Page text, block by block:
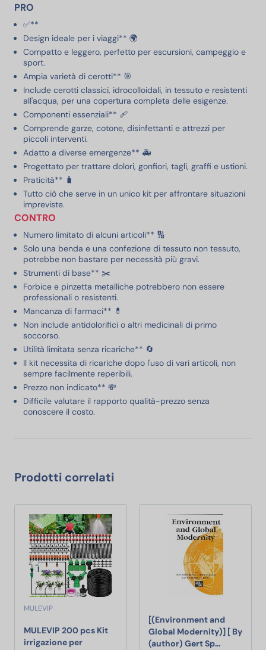
PRO
✅**
Design ideale per i viaggi** 🌍
Compatto e leggero, perfetto per escursioni, campeggio e
sport.
Ampia varietà di cerotti** 🎯
Include cerotti classici, idrocolloidali, in tessuto e resistenti
all'acqua, per una copertura completa delle esigenze.
Componenti essenziali** 🩹
Comprende garze, cotone, disinfettanti e attrezzi per
piccoli interventi.
Adatto a diverse emergenze** 🚑
Progettato per trattare dolori, gonfiori, tagli, graffi e ustioni.
Praticità** 🧳
Tutto ciò che serve in un unico kit per affrontare situazioni
impreviste.
CONTRO
Numero limitato di alcuni articoli** 🔢
Solo una benda e una confezione di tessuto non tessuto,
potrebbe non bastare per necessità più gravi.
Strumenti di base** ✂️
Forbice e pinzetta metalliche potrebbero non essere
professionali o resistenti.
Mancanza di farmaci** 💊
Non include antidolorifici o altri medicinali di primo
soccorso.
Utilità limitata senza ricariche** 🔄
Il kit necessita di ricariche dopo l'uso di vari articoli, non
sempre facilmente reperibili.
Prezzo non indicato** 💸
Difficile valutare il rapporto qualità-prezzo senza
conoscere il costo.
Prodotti correlati
MULEVIP
MULEVIP 200 pcs Kit
irrigazione per
[(Environment and
Global Modernity)] [ By
(author) Gert Sp…